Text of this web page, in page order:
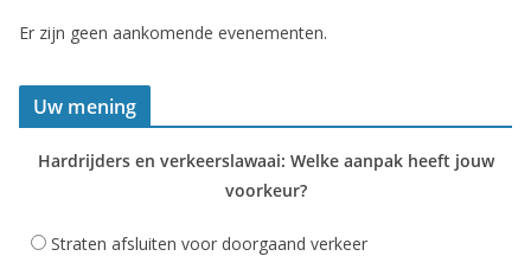
Er zijn geen aankomende evenementen.
Uw mening
Hardrijders en verkeerslawaai: Welke aanpak heeft jouw
voorkeur?
Straten afsluiten voor doorgaand verkeer